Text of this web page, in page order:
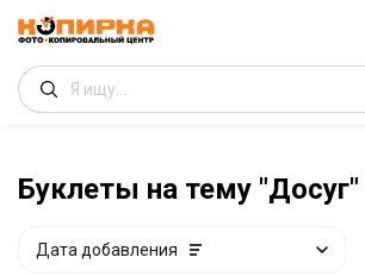
Буклеты на тему "Досуг"
Дата добавления